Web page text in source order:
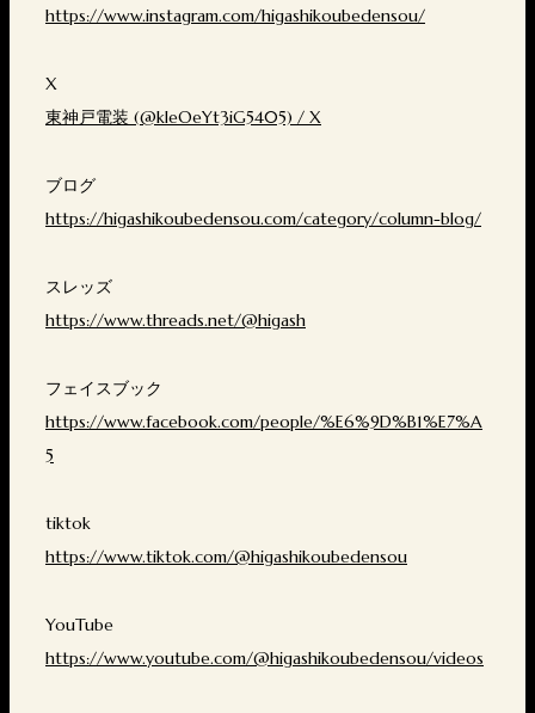
https://www.instagram.com/higashikoubedensou/
X
東神戸電装 (@kleOeYt3iG5405) / X
ブログ
https://higashikoubedensou.com/category/column-blog/
スレッズ
https://www.threads.net/@higash
フェイスブック
https://www.facebook.com/people/%E6%9D%B1%E7%A
5
tiktok
https://www.tiktok.com/@higashikoubedensou
YouTube
https://www.youtube.com/@higashikoubedensou/videos